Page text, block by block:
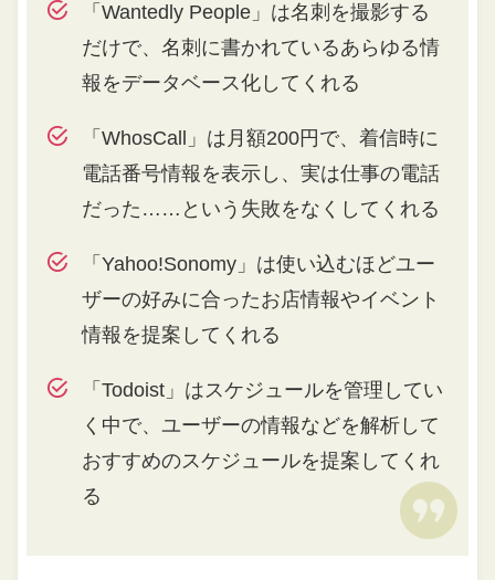
「Wantedly People」は名刺を撮影する
だけで、名刺に書かれているあらゆる情
報をデータベース化してくれる
「WhosCall」は月額200円で、着信時に
電話番号情報を表示し、実は仕事の電話
だった……という失敗をなくしてくれる
「Yahoo!Sonomy」は使い込むほどユー
ザーの好みに合ったお店情報やイベント
情報を提案してくれる
「Todoist」はスケジュールを管理してい
く中で、ユーザーの情報などを解析して
おすすめのスケジュールを提案してくれ
る